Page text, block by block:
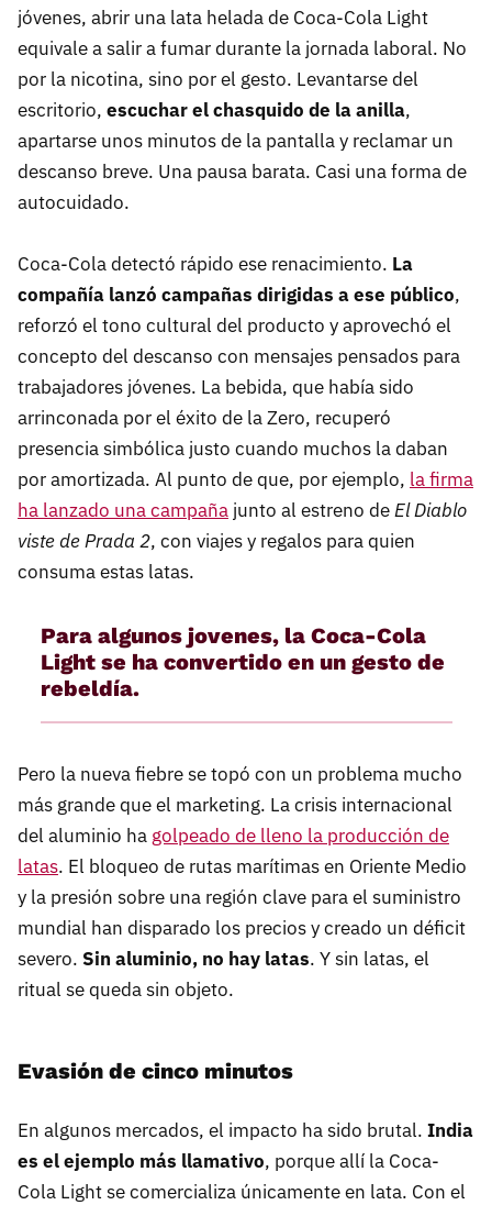
jóvenes, abrir una lata helada de Coca-Cola Light
equivale a salir a fumar durante la jornada laboral. No
por la nicotina, sino por el gesto. Levantarse del
escritorio, escuchar el chasquido de la anilla,
apartarse unos minutos de la pantalla y reclamar un
descanso breve. Una pausa barata. Casi una forma de
autocuidado.
Coca-Cola detectó rápido ese renacimiento. La
compañía lanzó campañas dirigidas a ese público,
reforzó el tono cultural del producto y aprovechó el
concepto del descanso con mensajes pensados para
trabajadores jóvenes. La bebida, que había sido
arrinconada por el éxito de la Zero, recuperó
presencia simbólica justo cuando muchos la daban
por amortizada. Al punto de que, por ejemplo, la firma
ha lanzado una campaña junto al estreno deEl Diablo
viste de Prada 2, con viajes y regalos para quien
consuma estas latas.
Para algunos jovenes, la Coca-Cola
Light se ha convertido en un gesto de
rebeldía.
Pero la nueva fiebre se topó con un problema mucho
más grande que el marketing. La crisis internacional
del aluminio ha golpeado de lleno la producción de
latas. El bloqueo de rutas marítimas en Oriente Medio
y la presión sobre una región clave para el suministro
mundial han disparado los precios y creado un déficit
severo. Sin aluminio, no hay latas. Y sin latas, el
ritual se queda sin objeto.
Evasión de cinco minutos
En algunos mercados, el impacto ha sido brutal. India
es el ejemplo más llamativo, porque allí la Coca-
Cola Light se comercializa únicamente en lata. Con el